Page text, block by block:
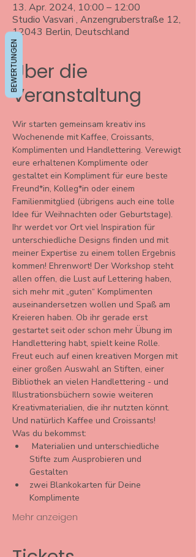
13. Apr. 2024, 10:00 – 12:00
Studio Vasvari , Anzengruberstraße 12,
12043 Berlin, Deutschland
Über die
Veranstaltung
Wir starten gemeinsam kreativ ins
Wochenende mit Kaffee, Croissants,
Komplimenten und Handlettering. Verewigt
eure erhaltenen Komplimente oder
gestaltet ein Kompliment für eure beste
Freund*in, Kolleg*in oder einem
Familienmitglied (übrigens auch eine tolle
Idee für Weihnachten oder Geburtstage).
Ihr werdet vor Ort viel Inspiration für
unterschiedliche Designs finden und mit
meiner Expertise zu einem tollen Ergebnis
kommen! Ehrenwort! Der Workshop steht
allen offen, die Lust auf Lettering haben,
sich mehr mit „guten“ Komplimenten
auseinandersetzen wollen und Spaß am
Kreieren haben. Ob ihr gerade erst
gestartet seit oder schon mehr Übung im
Handlettering habt, spielt keine Rolle.
Freut euch auf einen kreativen Morgen mit
einer großen Auswahl an Stiften, einer
Bibliothek an vielen Handlettering - und
Illustrationsbüchern sowie weiteren
Kreativmaterialien, die ihr nutzten könnt.
Und natürlich Kaffee und Croissants!
Was du bekommst:
Materialien und unterschiedliche
Stifte zum Ausprobieren und
Gestalten
zwei Blankokarten für Deine
Komplimente
Mehr anzeigen
BEWERTUNGEN